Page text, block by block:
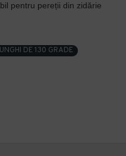
pentru pereții din zidărie
DE 130 GRADE